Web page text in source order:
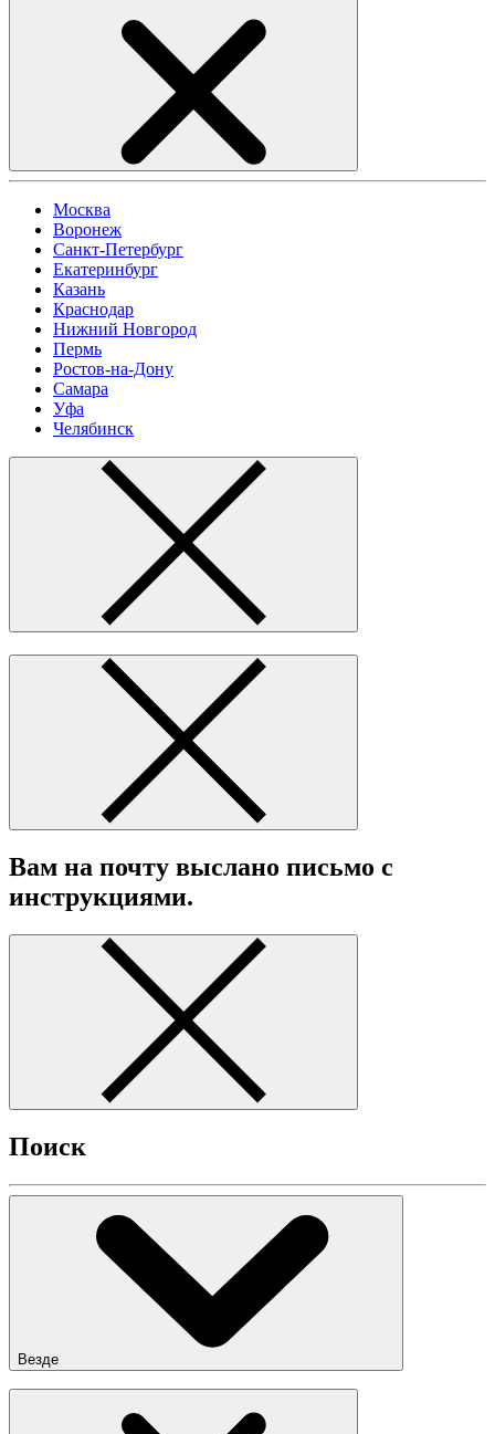
Москва
Воронеж
Санкт-Петербург
Екатеринбург
Казань
Краснодар
Нижний Новгород
Пермь
Ростов-на-Дону
Самара
Уфа
Челябинск
Вам на почту выслано письмо с
инструкциями.
Поиск
Везде